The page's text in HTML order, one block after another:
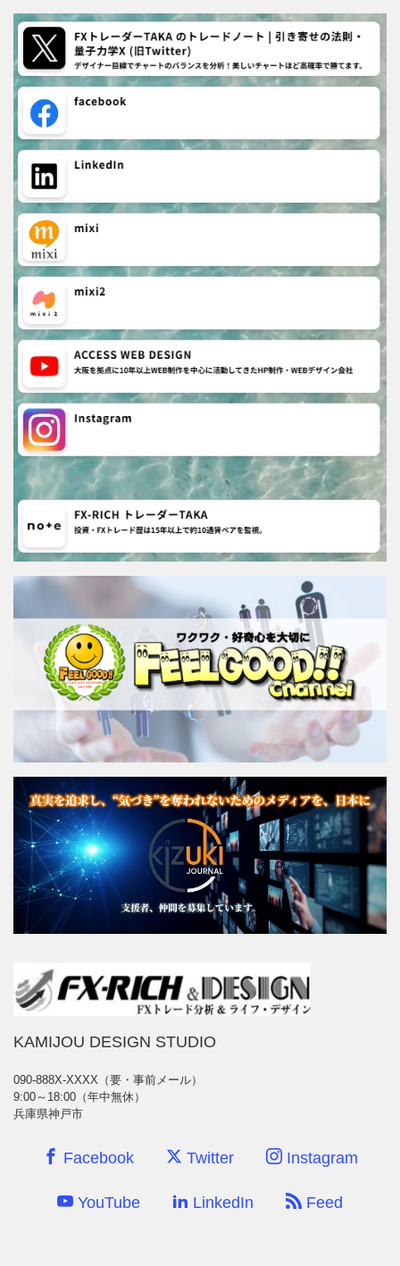
KAMIJOU DESIGN STUDIO
090-888X-XXXX（要・事前メール）
9:00～18:00（年中無休）
兵庫県神戸市
Facebook Twitter Instagram
YouTube LinkedIn Feed